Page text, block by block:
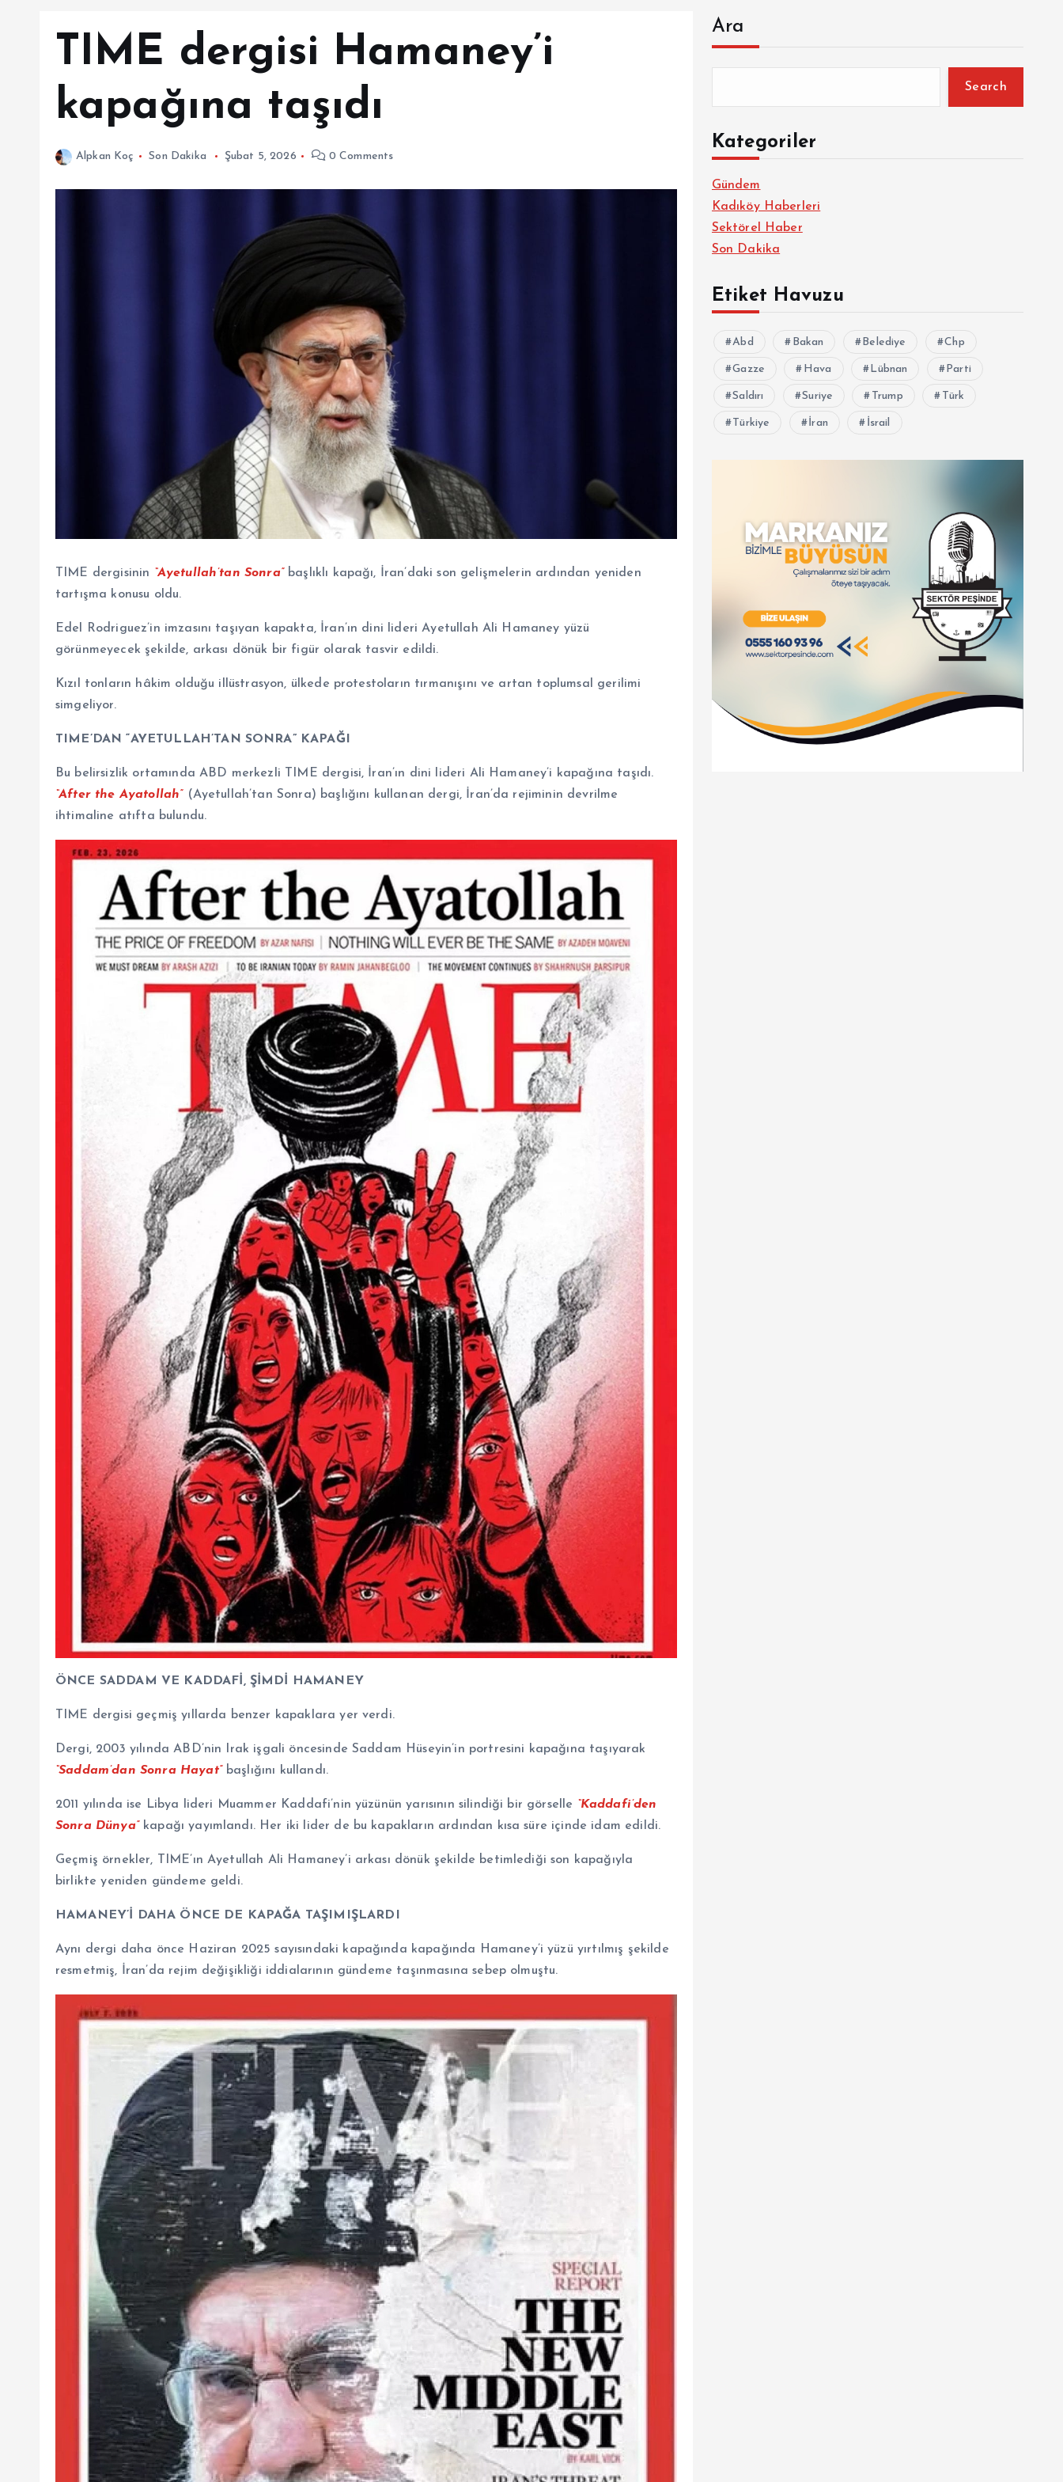
TIME dergisi Hamaney’i
kapağına taşıdı
Alpkan Koç Son Dakika Şubat 5, 2026 0 Comments
TIME dergisinin “Ayetullah’tan Sonra”başlıklı kapağı, İran’daki son gelişmelerin ardından yeniden
tartışma konusu oldu.
Edel Rodriguez’in imzasını taşıyan kapakta, İran’ın dini lideri Ayetullah Ali Hamaney yüzü
görünmeyecek şekilde, arkası dönük bir figür olarak tasvir edildi.
Kızıl tonların hâkim olduğu illüstrasyon, ülkede protestoların tırmanışını ve artan toplumsal gerilimi
simgeliyor.
TIME’DAN “AYETULLAH’TAN SONRA” KAPAĞI
Bu belirsizlik ortamında ABD merkezli TIME dergisi, İran’ın dini lideri Ali Hamaney’i kapağına taşıdı.
“After the Ayatollah”(Ayetullah’tan Sonra) başlığını kullanan dergi, İran’da rejiminin devrilme
ihtimaline atıfta bulundu.
ÖNCE SADDAM VE KADDAFİ, ŞİMDİ HAMANEY
TIME dergisi geçmiş yıllarda benzer kapaklara yer verdi.
Dergi, 2003 yılında ABD’nin Irak işgali öncesinde Saddam Hüseyin’in portresini kapağına taşıyarak
“Saddam’dan Sonra Hayat”başlığını kullandı.
2011 yılında ise Libya lideri Muammer Kaddafi’nin yüzünün yarısının silindiği bir görselle “Kaddafi’den
Sonra Dünya”kapağı yayımlandı. Her iki lider de bu kapakların ardından kısa süre içinde idam edildi.
Geçmiş örnekler, TIME’ın Ayetullah Ali Hamaney’i arkası dönük şekilde betimlediği son kapağıyla
birlikte yeniden gündeme geldi.
HAMANEY’İ DAHA ÖNCE DE KAPAĞA TAŞIMIŞLARDI
Aynı dergi daha önce Haziran 2025 sayısındaki kapağında kapağında Hamaney’i yüzü yırtılmış şekilde
resmetmiş, İran’da rejim değişikliği iddialarının gündeme taşınmasına sebep olmuştu.
Ara
Search
Kategoriler
Gündem
Kadıköy Haberleri
Sektörel Haber
Son Dakika
Etiket Havuzu
Abd Bakan Belediye Chp
Gazze Hava Lübnan Parti
Saldırı Suriye Trump Türk
Türkiye İran İsrail